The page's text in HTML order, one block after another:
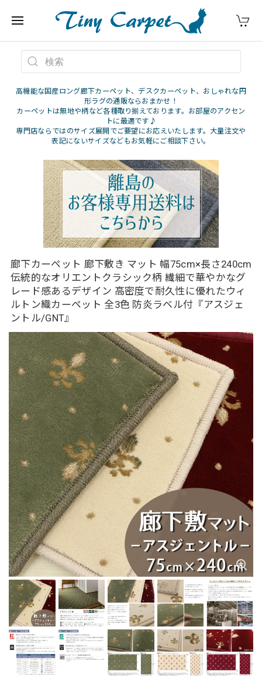
高機能な国産ロング廊下カーペット、デスクカーペット、おしゃれな円
形ラグの通販ならおまかせ！
カーペットは無地や柄など各種取り揃えております。お部屋のアクセン
トに最適です♪
専門店ならではのサイズ展開でご要望にお応えいたします。大量注文や
表記にないサイズなどもお気軽にご相談下さい。
廊下カーペット 廊下敷き マット 幅75cm×長さ240cm
伝統的なオリエントクラシック柄 繊細で華やかなグ
レード感あるデザイン 高密度で耐久性に優れたウィ
ルトン織カーペット 全3色 防炎ラベル付『アスジェ
ントル/GNT』